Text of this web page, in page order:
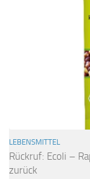
LEBENSMITTEL
Rückruf: Ecoli –
zurück